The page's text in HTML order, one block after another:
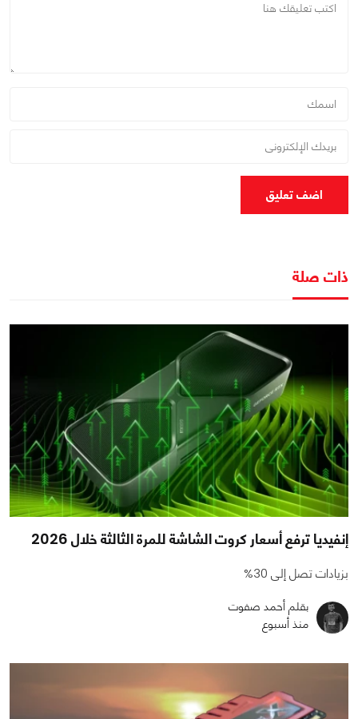
اضف تعليق
ذات صلة
إنفيديا ترفع أسعار كروت الشاشة للمرة الثالثة خلال 2026
بزيادات تصل إلى 30%
بقلم أحمد صفوت
منذ أسبوع